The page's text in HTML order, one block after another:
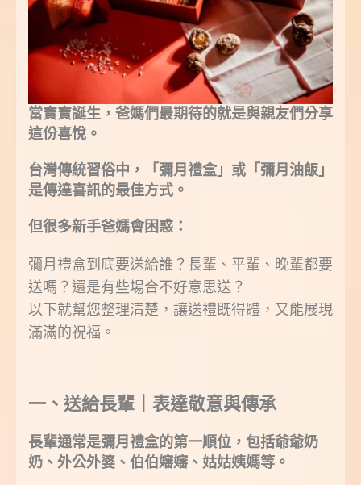
當寶寶誕生，爸媽們最期待的就是與親友們分享
這份喜悅。
台灣傳統習俗中，「彌月禮盒」或「彌月油飯」
是傳達喜訊的最佳方式。
但很多新手爸媽會困惑：
彌月禮盒到底要送給誰？長輩、平輩、晚輩都要
送嗎？還是有些場合不好意思送？
以下就幫您整理清楚，讓送禮既得體，又能展現
滿滿的祝福。
一、送給長輩｜表達敬意與傳承
長輩通常是彌月禮盒的第一順位，包括爺爺奶
奶、外公外婆、伯伯嬸嬸、姑姑姨媽等。